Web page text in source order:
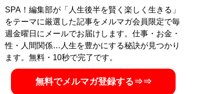
SPA！編集部が「人生後半を賢く楽しく生きる」
をテーマに厳選した記事をメルマガ会員限定で毎
週金曜日にメールでお届けします。仕事・お金・
性・人間関係…人生を豊かにする秘訣が見つかり
ます。無料・10秒で完了です。
無料でメルマガ登録する⇒⇒